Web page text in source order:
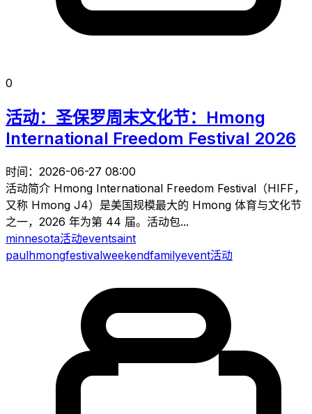
0
活动：圣保罗周末文化节：Hmong
International Freedom Festival 2026
时间：2026-06-27 08:00
活动简介 Hmong International Freedom Festival（HIFF，
又称 Hmong J4）是美国规模最大的 Hmong 体育与文化节
之一，2026 年为第 44 届。活动包...
minnesota活动eventsaint
paulhmongfestivalweekendfamilyevent活动